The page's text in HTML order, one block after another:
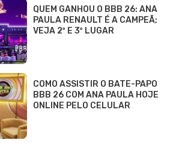
QUEM GANHOU O BBB 26: ANA
PAULA RENAULT É A CAMPEÃ;
VEJA 2º E 3º LUGAR
COMO ASSISTIR O BATE-PAPO
BBB 26 COM ANA PAULA HOJE
ONLINE PELO CELULAR